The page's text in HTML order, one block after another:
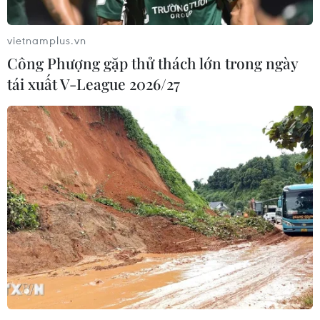
Phản ứng sau khi Mỹ-Hàn ra thông báo
ngừng tập trận chung
19/06/2018 09:20
Các quan chức Nhật Bản bày tỏ hy vọng vai trò an ninh
của Mỹ sẽ không thay đổi, bất chấp quyết định của
Washington ngừng cuộc tập trận thường niên quy mô
lớn với Hàn Quốc.
vietnamplus.vn
Công Phượng gặp thử thách lớn trong ngày
tái xuất V-League 2026/27